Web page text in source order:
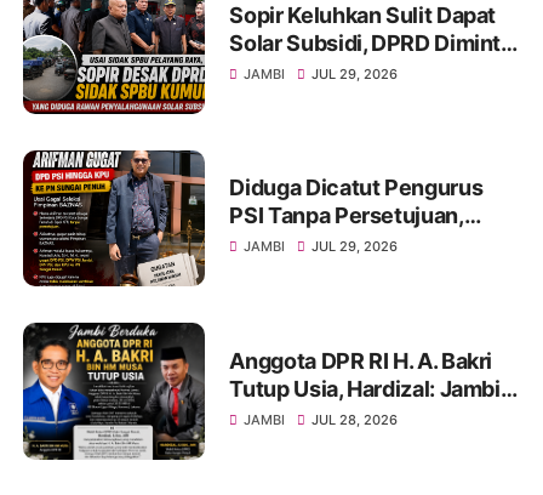
Sopir Keluhkan Sulit Dapat
Solar Subsidi, DPRD Diminta
Sidak SPBU Kumun
JAMBI JUL 29, 2026
Diduga Dicatut Pengurus
PSI Tanpa Persetujuan,
Arifman Resmi Gugat DPD
JAMBI JUL 29, 2026
Anggota DPR RI H. A. Bakri
Tutup Usia, Hardizal: Jambi
Kehilangan Salah Satu Putra
JAMBI JUL 28, 2026